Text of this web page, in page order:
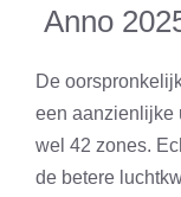
Anno
De
een aanzienlijke
wel 42 zones.
de betere